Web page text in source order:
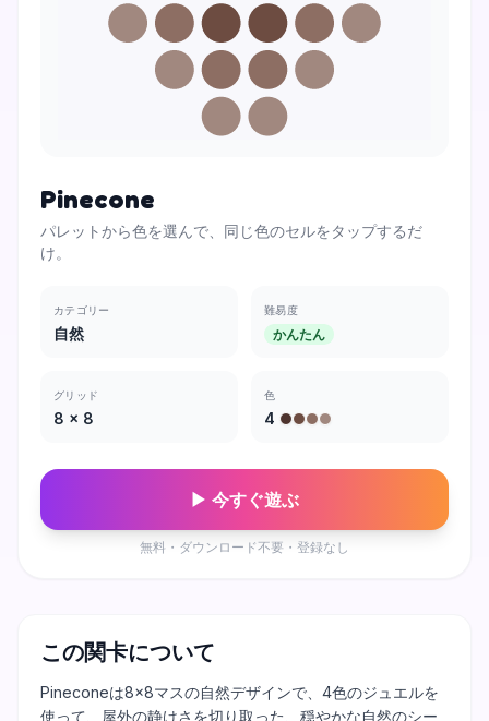
Pinecone
パレットから色を選んで、同じ色のセルをタップするだ
け。
カテゴリー
自然
難易度
かんたん
グリッド
8 × 8
色
4
▶ 今すぐ遊ぶ
無料・ダウンロード不要・登録なし
この関卡について
Pineconeは8×8マスの自然デザインで、4色のジュエルを
使って、屋外の静けさを切り取った、穏やかな自然のシー